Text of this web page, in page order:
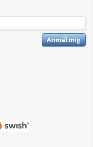
Anmäl mig